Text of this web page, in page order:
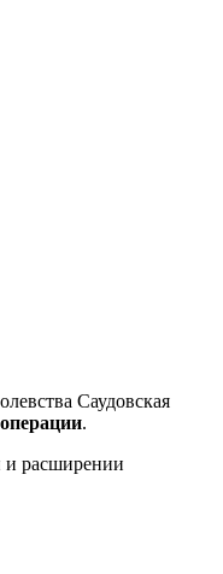
Саудовская
.
и расширении